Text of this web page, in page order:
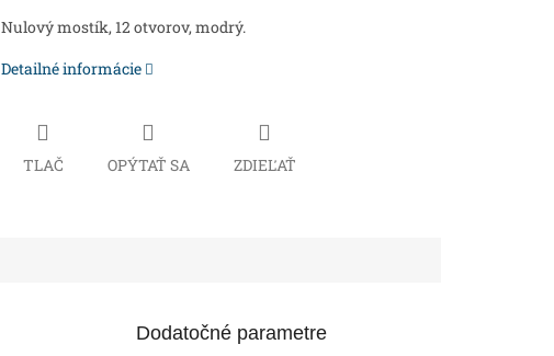
Nulový mostík, 12 otvorov, modrý.
Detailné informácie
TLAČ OPÝTAŤ SA ZDIEĽAŤ
Dodatočné parametre